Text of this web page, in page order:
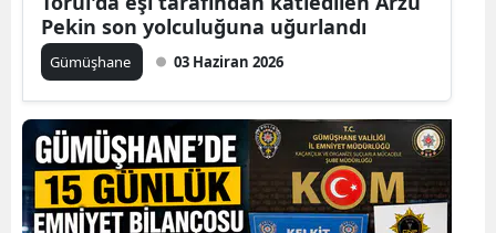
Yozgat
Aksaray
Bayburt
Karaman
Pekin son yolculuğuna uğurlandı
Gümüşhane 03 Haziran 2026